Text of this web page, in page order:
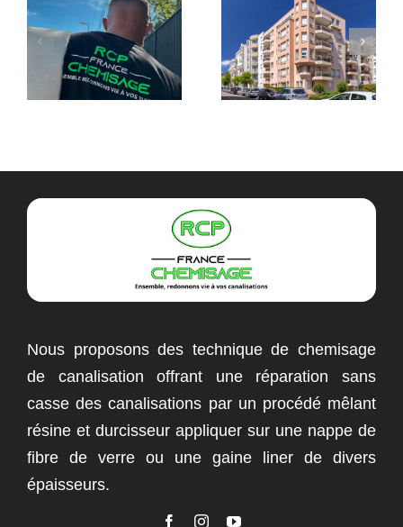
Nous proposons des technique de chemisage
de canalisation offrant une réparation sans
casse des canalisations par un procédé mêlant
résine et durcisseur appliquer sur une nappe de
fibre de verre ou une gaine liner de divers
épaisseurs.